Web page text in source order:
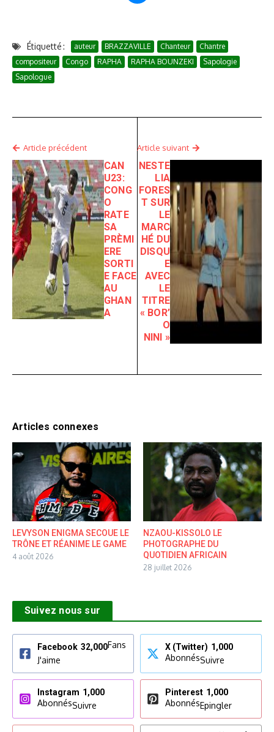
Étiquetté : auteur BRAZZAVILLE Chanteur
Chantre
compositeur
Congo RAPHA RAPHA BOUNZEKI
Sapologie
Sapologue
Article précédent
CAN
U23:
CONG
O
RATE
SA
PRÈMI
ERE
SORTI
E FACE
AU
GHAN
A
Article suivant
NESTE
LIA
FORES
T SUR
LE
MARC
HÉ DU
DISQU
E
AVEC
LE
TITRE
« BOR’
O
NINI »
Articles connexes
LEVYSON ENIGMA SECOUE LE
TRÔNE ET RÉANIME LE GAME
4 août 2026
NZAOU-KISSOLO LE
PHOTOGRAPHE DU
QUOTIDIEN AFRICAIN
28 juillet 2026
Suivez nous sur
Facebook 32,000Fans
J'aime
X (Twitter) 1,000
AbonnésSuivre
Instagram 1,000
AbonnésSuivre
Pinterest 1,000
AbonnésEpingler